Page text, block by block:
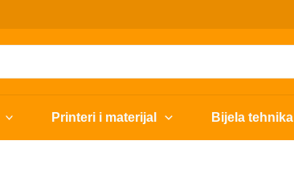
Printeri i materijal Bijela tehnika